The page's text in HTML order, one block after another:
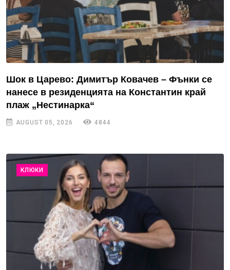
Шок в Царево: Димитър Ковачев – Фънки се
нанесе в резиденцията на Константин край
плаж „Нестинарка“
AUGUST 05, 2026 4844
КЛЮКИ